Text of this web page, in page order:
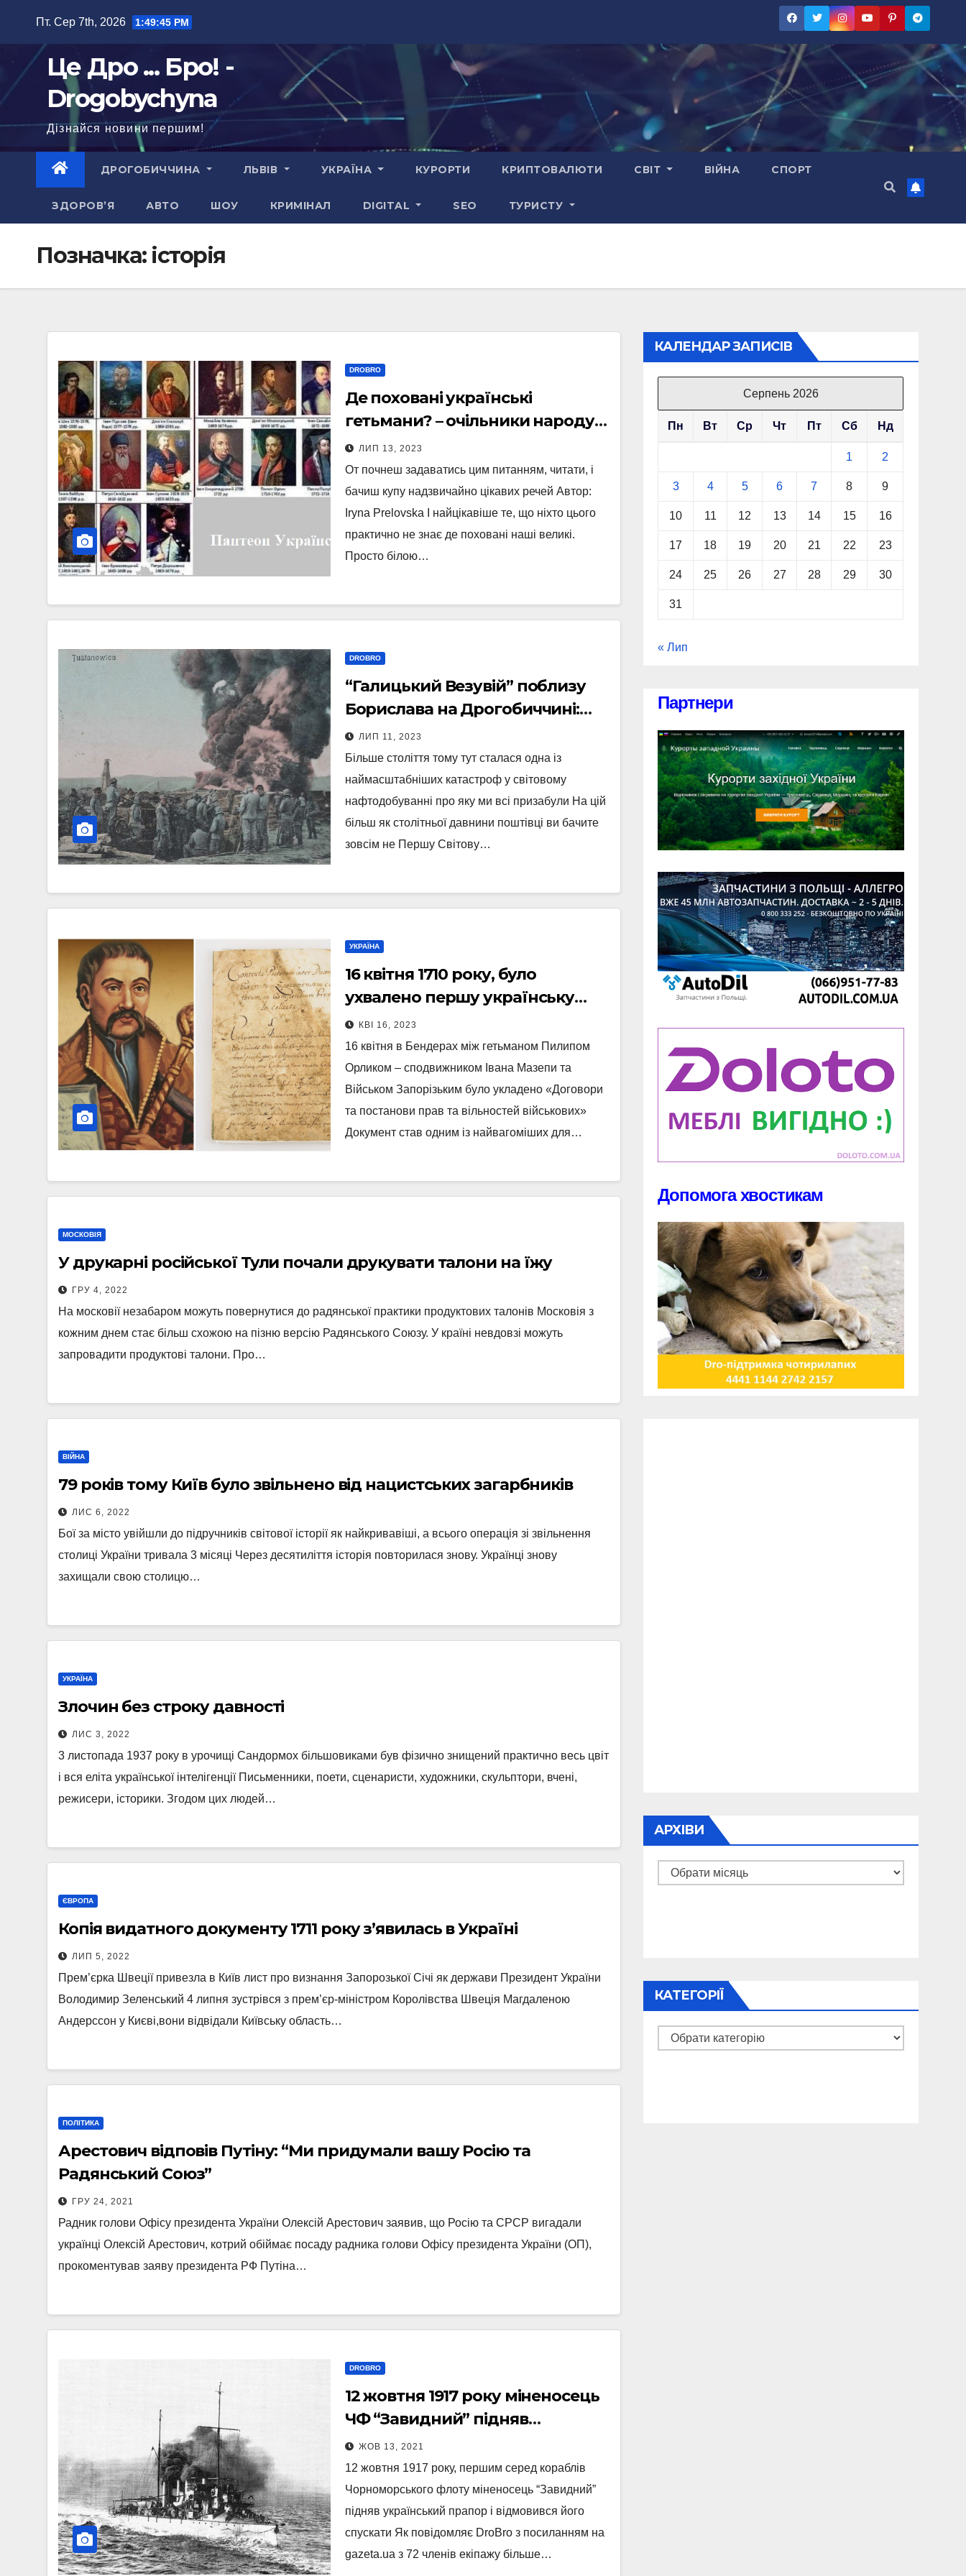
Пт. Сер 7th, 2026 1:49:46 PM
Це Дро ... Бро! -
Drogobychyna
Дізнайся новини першим!
ДРОГОБИЧЧИНА ЛЬВІВ УКРАЇНА КУРОРТИ КРИПТОВАЛЮТИ СВІТ ВІЙНА СПОРТ
ЗДОРОВ’Я АВТО ШОУ КРИМІНАЛ DIGITAL SEO ТУРИСТУ
Позначка: історія
DROBRO
Де поховані українські
гетьмани? – очільники народу
та його ідеологи
ЛИП 13, 2023
От почнеш задаватись цим питанням, читати, і
бачиш купу надзвичайно цікавих речей Автор:
Iryna Prelovska І найцікавіше те, що ніхто цього
практично не знає де поховані наші великі.
Просто білою…
DROBRO
“Галицький Везувій” поблизу
Борислава на Дрогобиччині:
неймовірна історія нашого
краю
ЛИП 11, 2023
Більше століття тому тут сталася одна із
наймасштабніших катастроф у світовому
нафтодобуванні про яку ми всі призабули На цій
більш як столітньої давнини поштівці ви бачите
зовсім не Першу Світову…
УКРАЇНА
16 квітня 1710 року, було
ухвалено першу українську
Конституцію
КВІ 16, 2023
16 квітня в Бендерах між гетьманом Пилипом
Орликом – сподвижником Івана Мазепи та
Військом Запорізьким було укладено «Договори
та постанови прав та вільностей військових»
Документ став одним із найвагоміших для…
МОСКОВІЯ
У друкарні російської Тули почали друкувати талони на їжу
ГРУ 4, 2022
На московії незабаром можуть повернутися до радянської практики продуктових талонів Московія з
кожним днем ​​стає більш схожою на пізню версію Радянського Союзу. У країні невдовзі можуть
запровадити продуктові талони. Про…
ВІЙНА
79 років тому Київ було звільнено від нацистських загарбників
ЛИС 6, 2022
Бої за місто увійшли до підручників світової історії як найкривавіші, а всього операція зі звільнення
столиці України тривала 3 місяці Через десятиліття історія повторилася знову. Українці знову
захищали свою столицю…
УКРАЇНА
Злочин без строку давності
ЛИС 3, 2022
3 листопада 1937 року в урочищі Сандормох більшовиками був фізично знищений практично весь цвіт
і вся еліта української інтелігенції Письменники, поети, сценаристи, художники, скульптори, вчені,
режисери, історики. Згодом цих людей…
ЄВРОПА
Копія видатного документу 1711 року з’явилась в Україні
ЛИП 5, 2022
Прем’єрка Швеції привезла в Київ лист про визнання Запорозької Січі як держави Президент України
Володимир Зеленський 4 липня зустрівся з прем’єр-міністром Королівства Швеція Магдаленою
Андерссон у Києві,вони відвідали Київську область…
ПОЛІТИКА
Арестович відповів Путіну: “Ми придумали вашу Росію та
Радянський Союз”
ГРУ 24, 2021
Радник голови Офісу президента України Олексій Арестович заявив, що Росію та СРСР вигадали
українці Олексій Арестович, котрий обіймає посаду радника голови Офісу президента України (ОП),
прокоментував заяву президента РФ Путіна…
DROBRO
12 жовтня 1917 року міненосець
ЧФ “Завидний” підняв
український прапор
ЖОВ 13, 2021
12 жовтня 1917 року, першим серед кораблів
Чорноморського флоту міненосець “Завидний”
підняв український прапор і відмовився його
спускати Як повідомляє DroBro з посиланням на
gazeta.ua з 72 членів екіпажу більше…
КАЛЕНДАР ЗАПИСІВ
Серпень 2026
Пн Вт Ср Чт Пт Сб Нд
1 2
3 4 5 6 7 8 9
10 11 12 13 14 15 16
17 18 19 20 21 22 23
24 25 26 27 28 29 30
31
« Лип
Партнери
Допомога хвостикам
АРХІВИ
Архіви
КАТЕГОРІЇ
Категорії